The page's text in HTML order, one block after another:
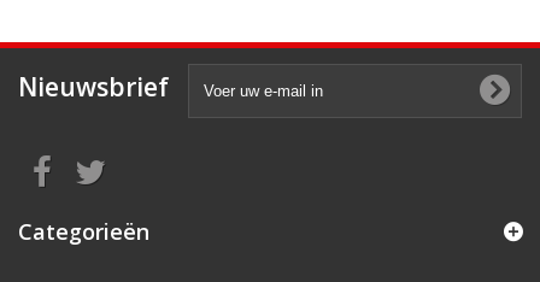
Nieuwsbrief
Categorieën